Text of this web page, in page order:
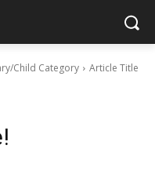
Child Category
Article Title